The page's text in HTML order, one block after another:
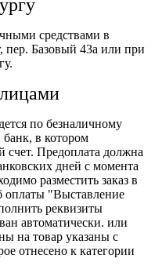
средствами в
пер. Базовый 43а или при
по безналичному
банк, в котором
счет. Предоплата должна
дней с момента
разместить заказ в
оплаты "Выставление
реквизиты
автоматически. или
на товар указаны с
отнесено к категории